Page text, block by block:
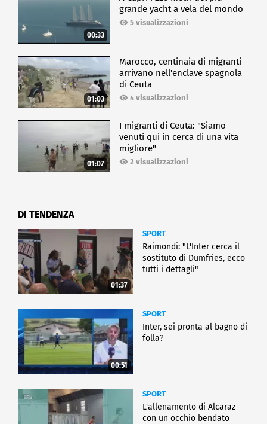
00:33
grande yacht a vela del mondo
5 visualizzazioni
01:03
Marocco, centinaia di migranti
arrivano nell'enclave spagnola
di Ceuta
4 visualizzazioni
01:07
I migranti di Ceuta: "Siamo
venuti qui in cerca di una vita
migliore"
2 visualizzazioni
DI TENDENZA
01:37
SPORT
Raimondi: "L'Inter cerca il
sostituto di Dumfries, ecco
tutti i dettagli"
00:51
SPORT
Inter, sei pronta al bagno di
folla?
SPORT
L'allenamento di Alcaraz
con un occhio bendato